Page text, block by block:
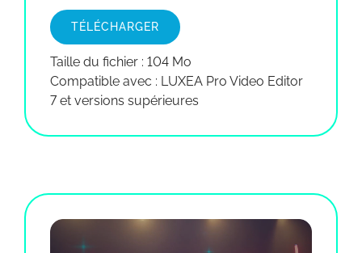
TÉLÉCHARGER
Taille du fichier : 104 Mo
Compatible avec : LUXEA Pro Video Editor
7 et versions supérieures